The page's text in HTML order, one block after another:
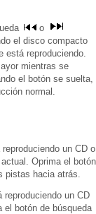
o
el disco compacto
está reproduciendo.
mientras se
el botón se suelta,
normal.
un CD o
Oprima el botón
pistas hacia atrás.
reproduciendo un CD
el botón de búsqueda